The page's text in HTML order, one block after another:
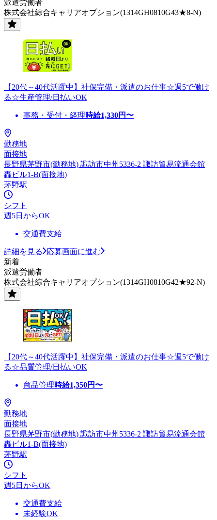
派遣労働者
株式会社綜合キャリアオプション(1314GH0810G43★8-N)
【20代～40代活躍中】社保完備・派遣のお仕事☆週5で働け
る☆生産管理/日払いOK
事務・受付・経理時給1,330円〜
勤務地
面接地
長野県茅野市(勤務地) 諏訪市中州5336-2 諏訪貿易流通会館
轟ビル1-B(面接地)
茅野駅
シフト
週5日からOK
交通費支給
詳細を見る
応募画面に進む
新着
派遣労働者
株式会社綜合キャリアオプション(1314GH0810G42★92-N)
【20代～40代活躍中】社保完備・派遣のお仕事☆週5で働け
る☆品質管理/日払いOK
商品管理時給1,350円〜
勤務地
面接地
長野県茅野市(勤務地) 諏訪市中州5336-2 諏訪貿易流通会館
轟ビル1-B(面接地)
茅野駅
シフト
週5日からOK
交通費支給
未経験OK